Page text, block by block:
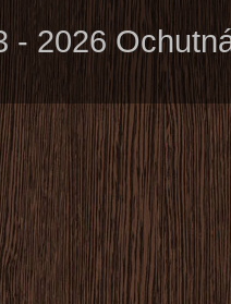
- 2026